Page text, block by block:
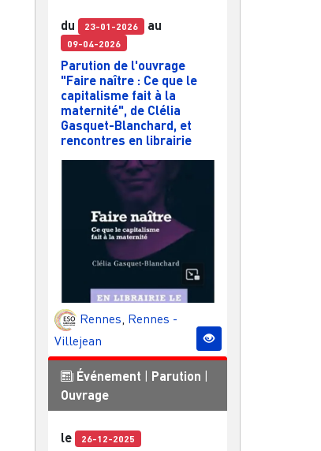
du 23-01-2026 au
09-04-2026
Parution de l'ouvrage
"Faire naître : Ce que le
capitalisme fait à la
maternité", de Clélia
Gasquet-Blanchard, et
rencontres en librairie
Rennes, Rennes -
Villejean
Événement Parution
Ouvrage
le 26-12-2025